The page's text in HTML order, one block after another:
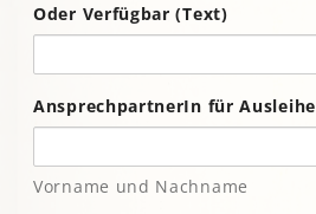
Oder Verfügbar (Text)
AnsprechpartnerIn für Ausleihe
Vorname und Nachname